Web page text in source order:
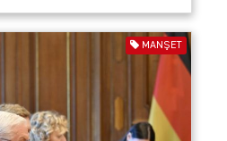
MANŞET